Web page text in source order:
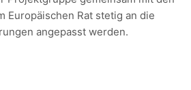
Europäischen Rat stetig an die
angepasst werden.